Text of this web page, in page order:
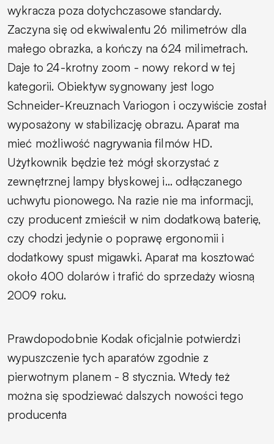
wykracza poza dotychczasowe standardy.
Zaczyna się od ekwiwalentu 26 milimetrów dla
małego obrazka, a kończy na 624 milimetrach.
Daje to 24-krotny zoom - nowy rekord w tej
kategorii. Obiektyw sygnowany jest logo
Schneider-Kreuznach Variogon i oczywiście został
wyposażony w stabilizację obrazu. Aparat ma
mieć możliwość nagrywania filmów HD.
Użytkownik będzie też mógł skorzystać z
zewnętrznej lampy błyskowej i... odłączanego
uchwytu pionowego. Na razie nie ma informacji,
czy producent zmieścił w nim dodatkową baterię,
czy chodzi jedynie o poprawę ergonomii i
dodatkowy spust migawki. Aparat ma kosztować
około 400 dolarów i trafić do sprzedaży wiosną
2009 roku.
Prawdopodobnie Kodak oficjalnie potwierdzi
wypuszczenie tych aparatów zgodnie z
pierwotnym planem - 8 stycznia. Wtedy też
można się spodziewać dalszych nowości tego
producenta